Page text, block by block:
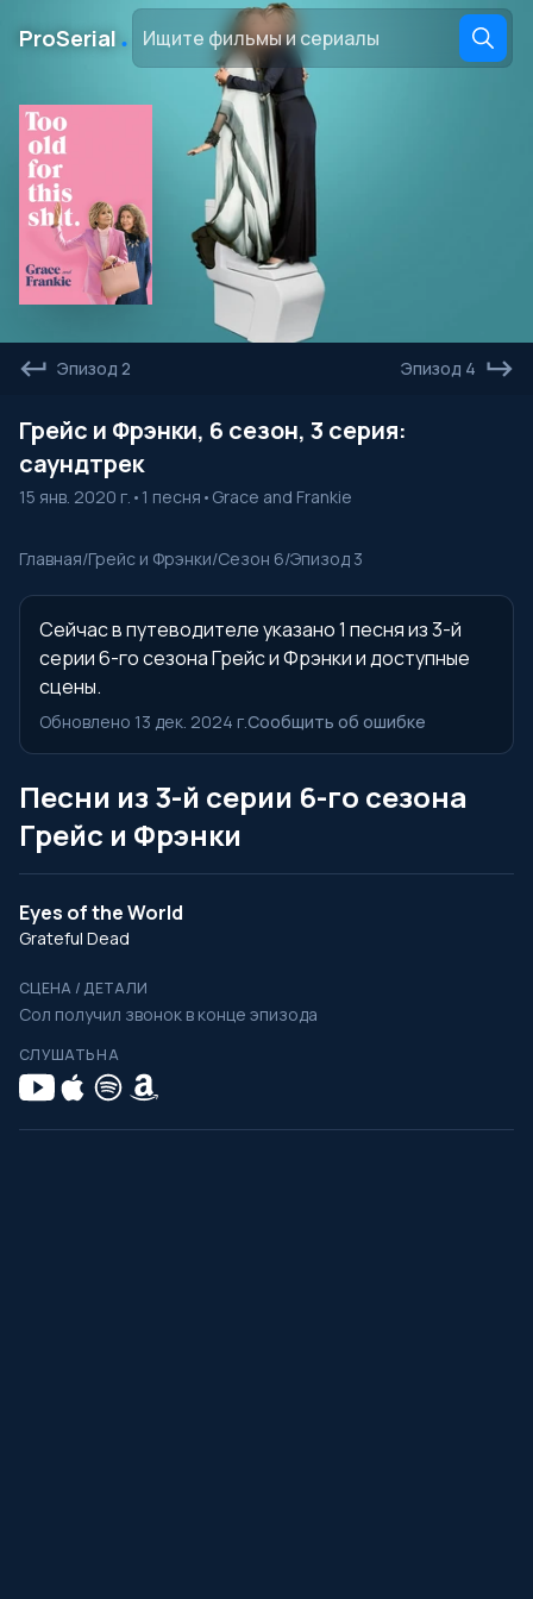
ProSerial ․
Эпизод 2 Эпизод 4
Грейс и Фрэнки, 6 сезон, 3 серия:
саундтрек
15 янв. 2020 г. • 1 песня • Grace and Frankie
Главная/Грейс и Фрэнки/Сезон 6/Эпизод 3
Сейчас в путеводителе указано 1 песня из 3-й
серии 6-го сезона Грейс и Фрэнки и доступные
сцены.
Обновлено 13 дек. 2024 г.Сообщить об ошибке
Песни из 3-й серии 6-го сезона
Грейс и Фрэнки
Eyes of the World
Grateful Dead
СЦЕНА / ДЕТАЛИ
Сол получил звонок в конце эпизода
СЛУШАТЬ НА